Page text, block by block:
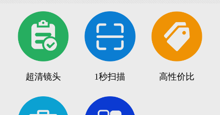
超清镜头 1秒扫描 高性价比